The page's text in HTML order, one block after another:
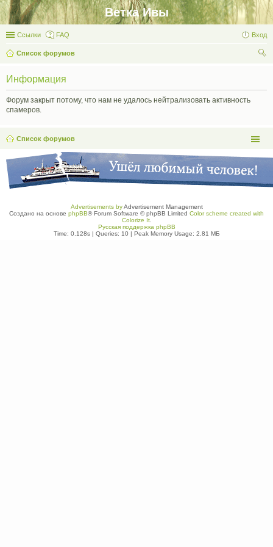
Ветка Ивы
Ссылки FAQ Вход
Список форумов
Информация
Форум закрыт потому, что нам не удалось нейтрализовать активность
спамеров.
Список форумов
Advertisements byAdvertisement Management
Создано на основе phpBB® Forum Software © phpBB Limited Color scheme created with
Colorize It.
Русская поддержка phpBB
Time: 0.128s| Queries: 10| Peak Memory Usage: 2.81 МБ